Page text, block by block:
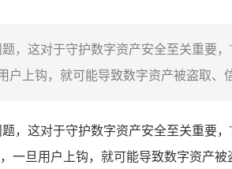
，这对于守护数字资产安全至关重要
户上钩，就可能导致数字资产被盗取
，这对于守护数字资产安全至关重要
一旦用户上钩，就可能导致数字资产